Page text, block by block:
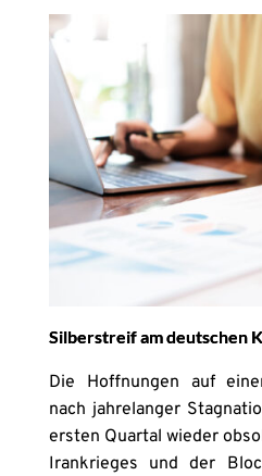
Silberstreif am deutschen
Die Hoffnungen auf
nach jahrelanger
ersten Quartal wieder
Irankrieges und der